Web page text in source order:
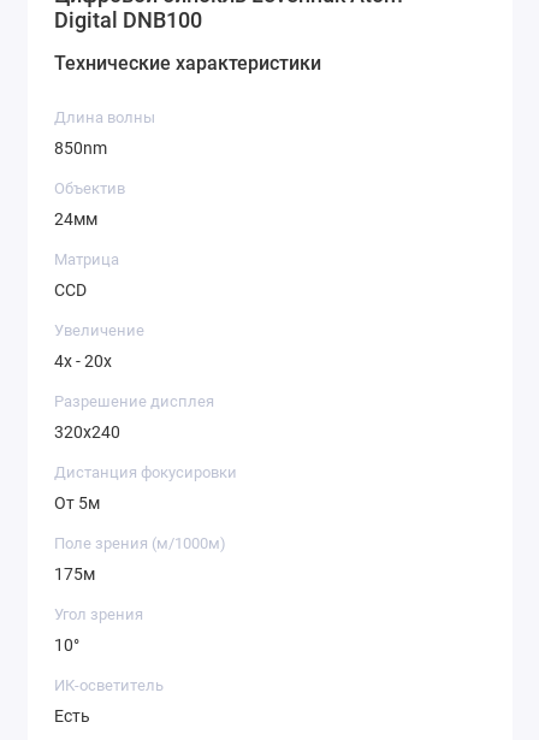
Digital DNB100
Технические характеристики
Длина волны
850nm
Объектив
24мм
Матрица
CCD
Увеличение
4x - 20x
Разрешение дисплея
320x240
Дистанция фокусировки
От 5м
Поле зрения (м/1000м)
175м
Угол зрения
10°
ИК-осветитель
Есть